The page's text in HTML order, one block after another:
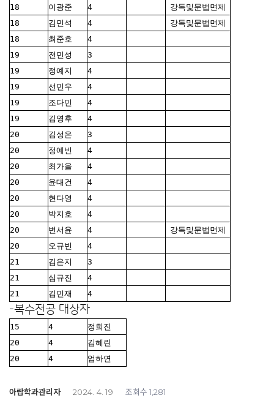
18
이광준 4
강독및문법면제
18
김민석 4
강독및문법면제
18
최준호
4
19
전민성
3
19
정예지
4
19
선민우
4
19
조다민
4
19
김영후
4
20
김성은
3
20
정예빈
4
20
최가을
4
20
윤대건
4
20
현다영
4
20
박지호
4
20
변서윤 4
강독및문법면제
20
오규빈
4
21
김은지
3
21
심규진
4
21
김민재 4
-복수전공 대상자
15 4
정희진
20
4
김혜린
20
4 엄하연
아랍학과관리자 2024. 4. 19 조회수 1,281